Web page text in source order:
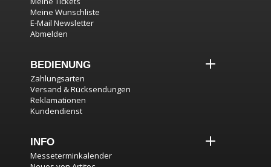
Meine Wunschliste
E-Mail Newsletter
Abmelden
BEDIENUNG
Zahlungsarten
Versand & Rücksendungen
Reklamationen
Kundendienst
INFO
Messeterminkalender